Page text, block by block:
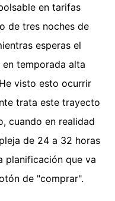
en tarifas
de tres noches de
esperas el
temporada alta
visto esto ocurrir
trata este trayecto
cuando en realidad
de 24 a 32 horas
planificación que va
de "comprar".